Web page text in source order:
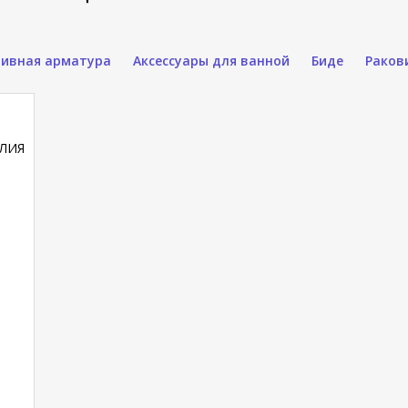
арматура Аксессуары для ванной Биде